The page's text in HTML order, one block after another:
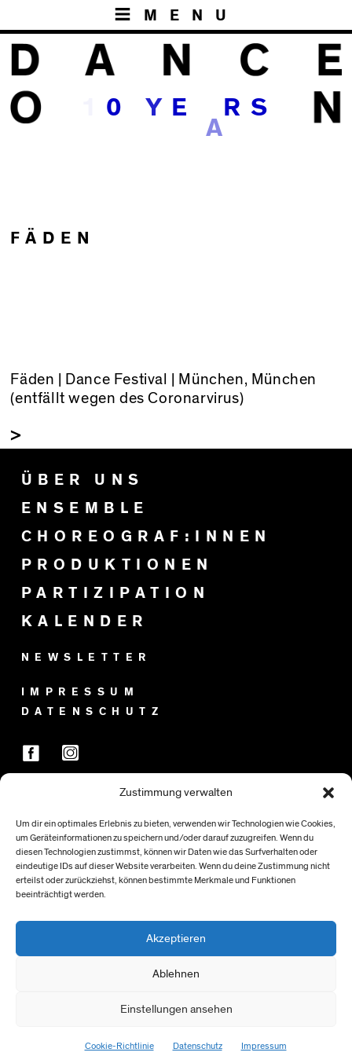
Zustimmung verwalten
Um dir ein optimales Erlebnis zu bieten, verwenden wir Technologien wie Cookies,
um Geräteinformationen zu speichern und/oder darauf zuzugreifen. Wenn du
diesen Technologien zustimmst, können wir Daten wie das Surfverhalten oder
eindeutige IDs auf dieser Website verarbeiten. Wenn du deine Zustimmung nicht
erteilst oder zurückziehst, können bestimmte Merkmale und Funktionen
beeinträchtigt werden.
Akzeptieren
Ablehnen
Einstellungen ansehen
Cookie-Richtlinie Datenschutz Impressum
MENU
0 Y E
A
R S
FÄDEN
Fäden | Dance Festival | München, München
(entfällt wegen des Coronarvirus)
>
ÜBER UNS
ENSEMBLE
CHOREOGRAF:INNEN
PRODUKTIONEN
PARTIZIPATION
KALENDER
NEWSLETTER
IMPRESSUM
DATENSCHUTZ
FÖRDER:INNEN
> NACH OBEN